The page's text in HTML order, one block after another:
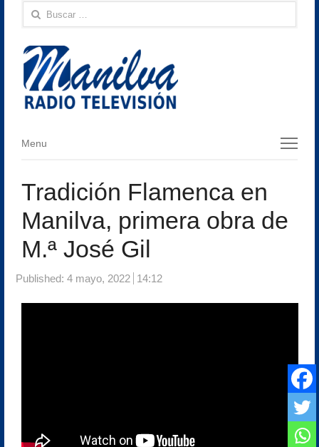
Buscar:
Menu
Menu
Tradición Flamenca en
Manilva, primera obra de
M.ª José Gil
Published: 4 mayo, 2022 14:12